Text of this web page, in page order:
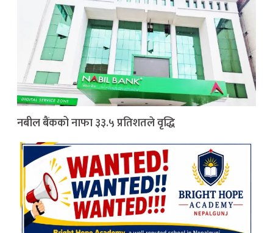
नबील बैंकको नाफा ३३.५ प्रतिशतले वृद्धि